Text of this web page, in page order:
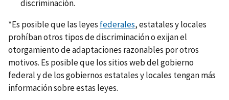
discriminación.
*Es posible que las leyes federales, estatales y locales
prohíban otros tipos de discriminación o exijan el
otorgamiento de adaptaciones razonables por otros
motivos. Es posible que los sitios web del gobierno
federal y de los gobiernos estatales y locales tengan más
información sobre estas leyes.